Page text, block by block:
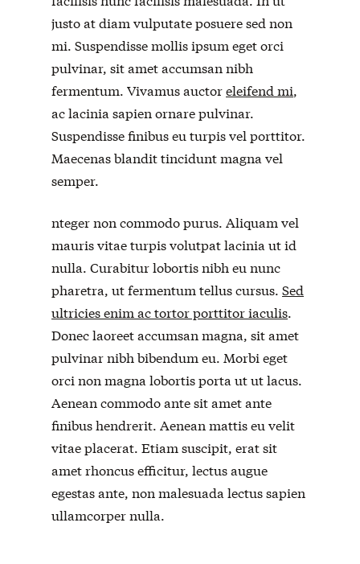
justo at diam vulputate posuere sed non
mi. Suspendisse mollis ipsum eget orci
pulvinar, sit amet accumsan nibh
fermentum. Vivamus auctoreleifend mi,
ac lacinia sapien ornare pulvinar.
Suspendisse finibus eu turpis vel porttitor.
Maecenas blandit tincidunt magna vel
semper.
nteger non commodo purus. Aliquam vel
mauris vitae turpis volutpat lacinia ut id
nulla. Curabitur lobortis nibh eu nunc
pharetra, ut fermentum tellus cursus. Sed
ultricies enim ac tortor porttitor iaculis.
Donec laoreet accumsan magna, sit amet
pulvinar nibh bibendum eu. Morbi eget
orci non magna lobortis porta ut ut lacus.
Aenean commodo ante sit amet ante
finibus hendrerit. Aenean mattis eu velit
vitae placerat. Etiam suscipit, erat sit
amet rhoncus efficitur, lectus augue
egestas ante, non malesuada lectus sapien
ullamcorper nulla.